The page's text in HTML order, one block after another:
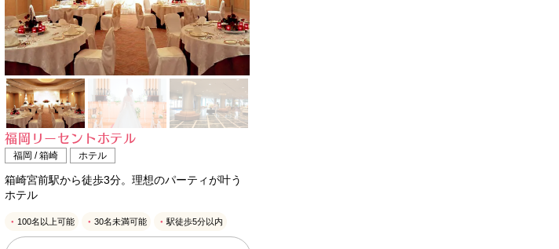
福岡リーセントホテル
福岡 / 箱崎 ホテル
箱崎宮前駅から徒歩3分。理想のパーティが叶う
ホテル
100名以上可能 30名未満可能 駅徒歩5分以内